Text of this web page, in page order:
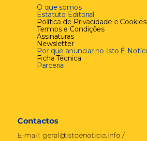
O que somos
Estatuto Editorial
Política de Privacidade e Cookies
Termos e Condições
Assinaturas
Newsletter
Por que anunciar no Isto É
Ficha Técnica
Parceria
Contactos
E-mail: geral@istoenoticia.info /